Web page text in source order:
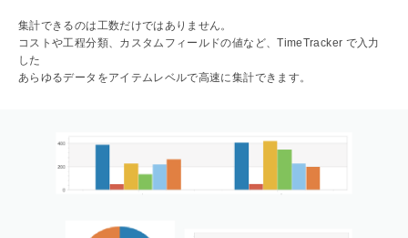
集計できるのは工数だけではありません。
コストや工程分類、カスタムフィールドの値など、TimeTracker で入力
した
あらゆるデータをアイテムレベルで高速に集計できます。